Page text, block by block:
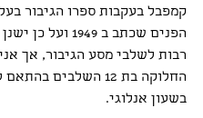
הפנים שכתב ב 1949 ועל
רבות לשלבי מסע הגיבור, אך
החלוקה בת 12 השלבים
בשעון אנלוגי.